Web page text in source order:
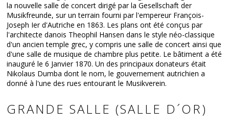
la nouvelle salle de concert dirigé par la Gesellschaft der
Musikfreunde, sur un terrain fourni par l'empereur François-
Joseph Ier d'Autriche en 1863. Les plans ont été conçus par
l'architecte danois Theophil Hansen dans le style néo-classique
d'un ancien temple grec, y compris une salle de concert ainsi que
d'une salle de musique de chambre plus petite. Le bâtiment a été
inauguré le 6 Janvier 1870. Un des principaux donateurs était
Nikolaus Dumba dont le nom, le gouvernement autrichien a
donné à l'une des rues entourant le Musikverein.
GRANDE SALLE (SALLE D´OR)